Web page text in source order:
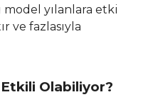
yılanlara etki
ve fazlasıyla
Etkili Olabiliyor?